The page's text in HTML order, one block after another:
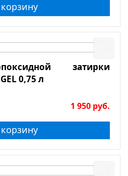
затирки
0,75 л
1 950 руб.